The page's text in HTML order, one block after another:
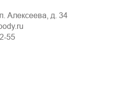
Алексеева, д. 34
55